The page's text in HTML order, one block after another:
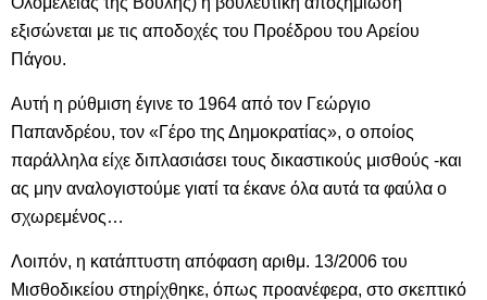
εξισώνεται με τις αποδοχές του Προέδρου του Αρείου
Πάγου.
Αυτή η ρύθμιση έγινε το 1964 από τον Γεώργιο
Παπανδρέου, τον «Γέρο της Δημοκρατίας», ο οποίος
παράλληλα είχε διπλασιάσει τους δικαστικούς μισθούς -και
ας μην αναλογιστούμε γιατί τα έκανε όλα αυτά τα φαύλα ο
σχωρεμένος…
Λοιπόν, η κατάπτυστη απόφαση αριθμ. 13/2006 του
Μισθοδικείου στηρίχθηκε, όπως προανέφερα, στο σκεπτικό